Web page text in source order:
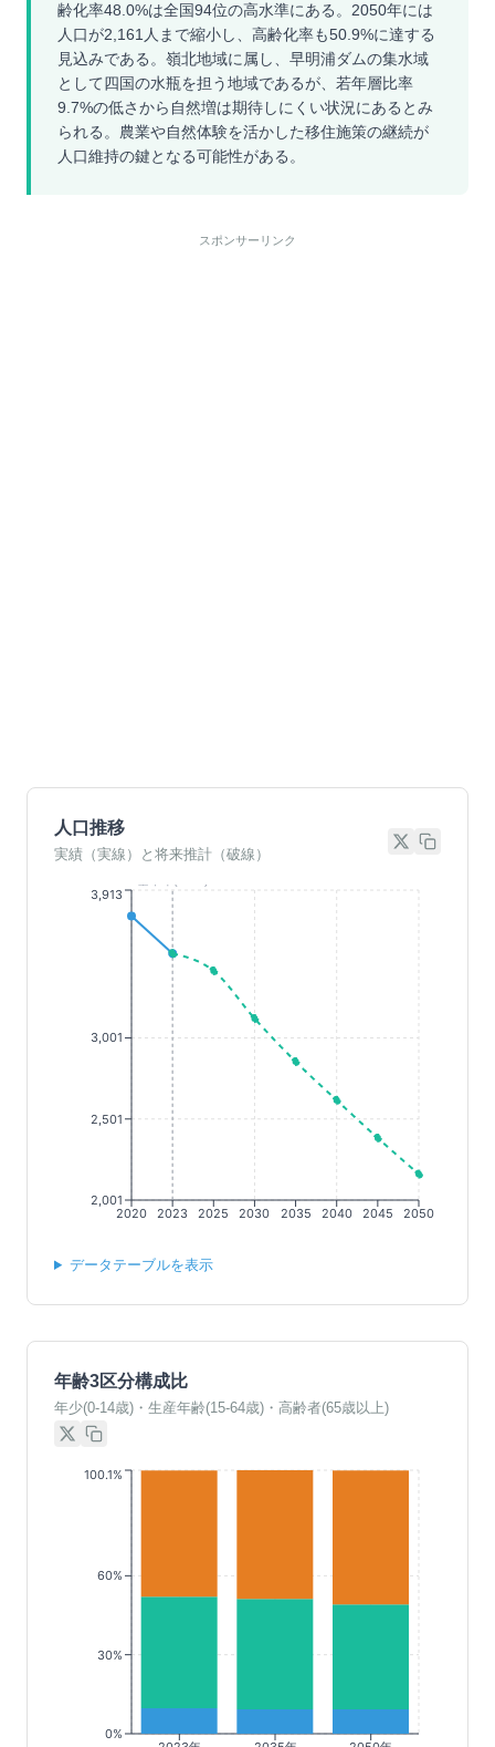
齢化率48.0%は全国94位の高水準にある。2050年には
人口が2,161人まで縮小し、高齢化率も50.9%に達する
見込みである。嶺北地域に属し、早明浦ダムの集水域
として四国の水瓶を担う地域であるが、若年層比率
9.7%の低さから自然増は期待しにくい状況にあるとみ
られる。農業や自然体験を活かした移住施策の継続が
人口維持の鍵となる可能性がある。
スポンサーリンク
人口推移
実績（実線）と将来推計（破線）
2020 2023 2025 2030 2035 2040 2045 2050
2,001
2,501
3,001
3,913
データテーブルを表示
年齢3区分構成比
年少(0-14歳)・生産年齢(15-64歳)・高齢者(65歳以上)
0%
30%
60%
100.1%